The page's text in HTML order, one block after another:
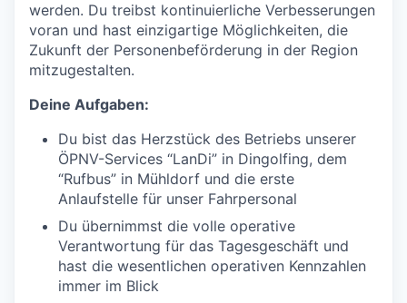
werden. Du treibst kontinuierliche Verbesserungen
voran und hast einzigartige Möglichkeiten, die
Zukunft der Personenbeförderung in der Region
mitzugestalten.
Deine Aufgaben:
Du bist das Herzstück des Betriebs unserer
ÖPNV-Services “LanDi” in Dingolfing, dem
“Rufbus” in Mühldorf und die erste
Anlaufstelle für unser Fahrpersonal
Du übernimmst die volle operative
Verantwortung für das Tagesgeschäft und
hast die wesentlichen operativen Kennzahlen
immer im Blick